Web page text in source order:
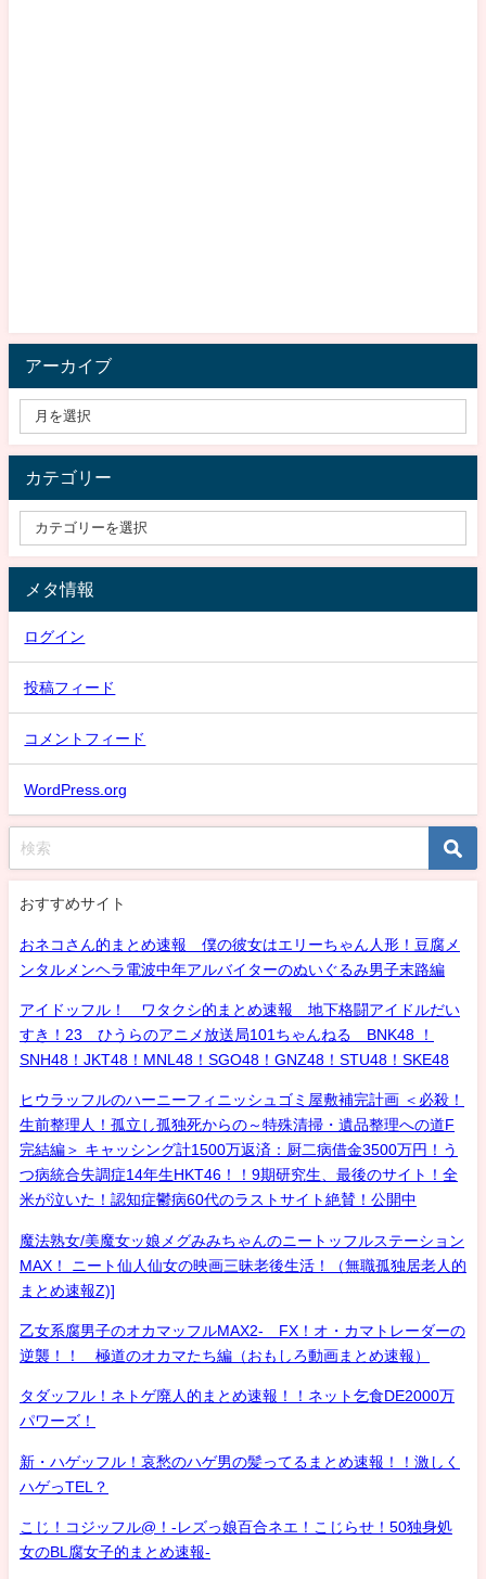
アーカイブ
カテゴリー
メタ情報
ログイン
投稿フィード
コメントフィード
WordPress.org
おすすめサイト
おネコさん的まとめ速報 僕の彼女はエリーちゃん人形！豆腐メ
ンタルメンヘラ電波中年アルバイターのぬいぐるみ男子末路編
アイドッフル！ ワタクシ的まとめ速報 地下格闘アイドルだい
すき！23 ひうらのアニメ放送局101ちゃんねる BNK48 ！
SNH48！JKT48！MNL48！SGO48！GNZ48！STU48！SKE48
ヒウラッフルのハーニーフィニッシュゴミ屋敷補完計画 ＜必殺！
生前整理人！孤立し孤独死からの～特殊清掃・遺品整理への道F
完結編＞ キャッシング計1500万返済：厨二病借金3500万円！う
つ病統合失調症14年生HKT46！！9期研究生、最後のサイト！全
米が泣いた！認知症鬱病60代のラストサイト絶賛！公開中
魔法熟女/美魔女ッ娘メグみみちゃんのニートッフルステーション
MAX！ ニート仙人仙女の映画三昧老後生活！（無職孤独居老人的
まとめ速報Z)]
乙女系腐男子のオカマッフルMAX2- FX！オ・カマトレーダーの
逆襲！！ 極道のオカマたち編（おもしろ動画まとめ速報）
タダッフル！ネトゲ廃人的まとめ速報！！ネット乞食DE2000万
パワーズ！
新・ハゲッフル！哀愁のハゲ男の髪ってるまとめ速報！！激しく
ハゲっTEL？
こじ！コジッフル@！-レズっ娘百合ネエ！こじらせ！50独身処
女のBL腐女子的まとめ速報-